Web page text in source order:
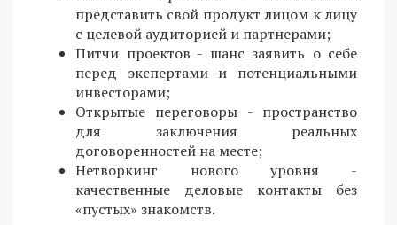
представить свой продукт лицом к лицу
с целевой аудиторией и партнерами;
Питчи проектов - шанс заявить о себе
перед экспертами и потенциальными
инвесторами;
Открытые переговоры - пространство
для заключения реальных
договоренностей на месте;
Нетворкинг нового уровня -
качественные деловые контакты без
«пустых» знакомств.